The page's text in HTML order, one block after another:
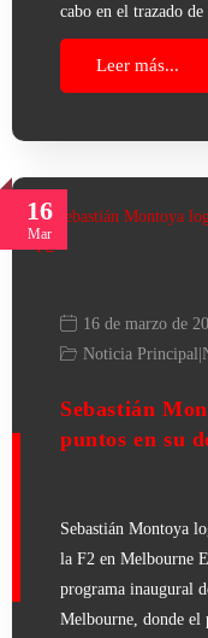
cabo en el trazado
Leer más...
16
Mar
16 de marzo de
Noticia Principal
Sebastián
puntos en su
Sebastián Montoya
la F2 en Melbourne
programa inaugural
Melbourne, donde el